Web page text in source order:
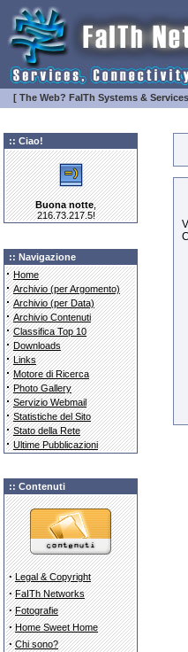
[ The Web? FaITh Systems &
:: Ciao!
Buona notte,
216.73.217.5!
:: Navigazione
· Home
· Archivio (per Argomento)
· Archivio (per Data)
· Archivio Contenuti
· Classifica Top 10
· Downloads
· Links
· Motore di Ricerca
· Photo Gallery
· Servizio Webmail
· Statistiche del Sito
· Stato della Rete
· Ultime Pubblicazioni
:: Contenuti
· Legal & Copyright
· FaITh Networks
· Fotografie
· Home Sweet Home
· Chi sono?